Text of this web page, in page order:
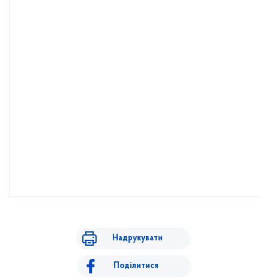
Надрукувати
Поділитися